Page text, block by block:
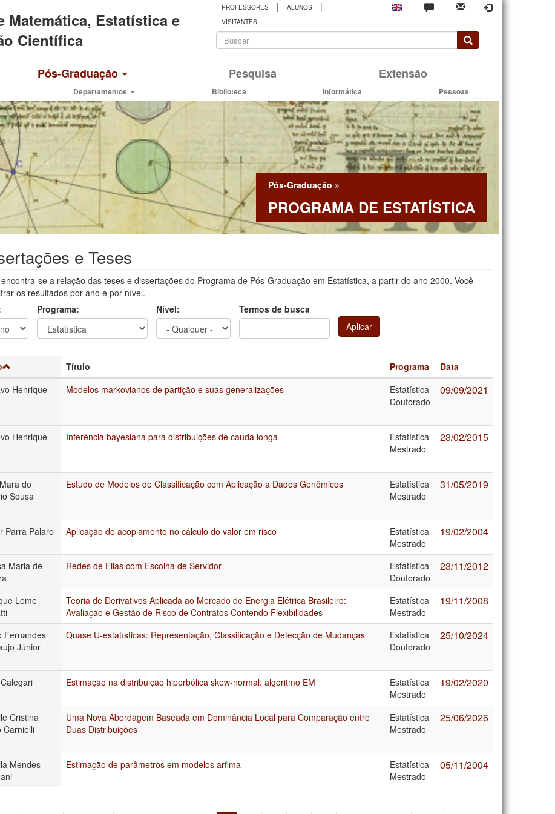
Matemática, Estatística e
Científica
PROFESSORES | ALUNOS |
VISITANTES
Formulário
busca
Pós-Graduação Pesquisa Extensão
Departamentos Biblioteca Informática Pessoas
Pós-Graduação »
PROGRAMA DE ESTATÍSTICA
e Teses
se a relação das teses e dissertações do Programa de Pós-Graduação em Estatística, a partir do ano 2000. Você
os resultados por ano e por nível.
Programa: Nível:
Termos de busca
Aplicar
Título Programa
Data
Henrique
Modelos markovianos de partição e suas generalizações
Estatística
Doutorado
09/09/2021
Henrique
Inferência bayesiana para distribuições de cauda longa
Estatística
Mestrado
23/02/2015
do
Sousa
Estudo de Modelos de Classificação com Aplicação a Dados Genômicos
Estatística
Mestrado
31/05/2019
Parra Palaro Aplicação de acoplamento no cálculo do valor em risco
Estatística
Mestrado
19/02/2004
Maria de
Redes de Filas com Escolha de Servidor
Estatística
Doutorado
23/11/2012
Leme
Teoria de Derivativos Aplicada ao Mercado de Energia Elétrica Brasileiro:
Avaliação e Gestão de Risco de Contratos Contendo Flexibilidades
Estatística
Mestrado
19/11/2008
Fernandes
Júnior
Quase U-estatísticas: Representação, Classificação e Detecção de Mudanças
Estatística
Doutorado
25/10/2024
Estimação na distribuição hiperbólica skew-normal: algoritmo EM
Estatística
Mestrado
19/02/2020
Cristina
Carnielli
Uma Nova Abordagem Baseada em Dominância Local para Comparação entre
Duas Distribuições
Estatística
Mestrado
25/06/2026
Mendes
Estimação de parâmetros em modelos arfima
Estatística
Mestrado
05/11/2004